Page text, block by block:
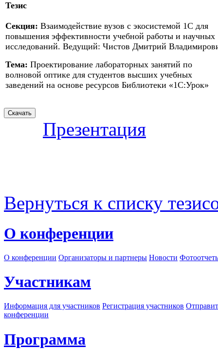
Тезис
Секция: Взаимодействие вузов с экосистемой 1С для
повышения эффективности учебной работы и научных
исследований. Ведущий: Чистов Дмитрий
Тема: Проектирование лабораторных занятий по
волновой оптике для студентов высших учебных
заведений на основе ресурсов Библиотеки «1С:Урок»
Презентация
Вернуться к списку
О конференции
О конференции Организаторы и партнеры Новости
Участникам
Информация для участников Регистрация участников
конференции
Программа